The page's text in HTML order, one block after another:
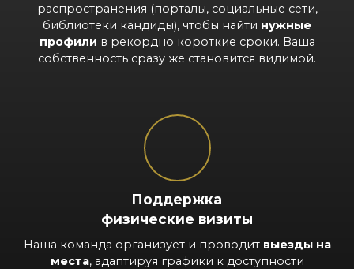
распространения (порталы, социальные сети,
библиотеки кандиды), чтобы найти нужные
профили в рекордно короткие сроки. Ваша
собственность сразу же становится видимой.
Поддержка
физические визиты
Наша команда организует и проводит выезды на
места, адаптируя графики к доступности